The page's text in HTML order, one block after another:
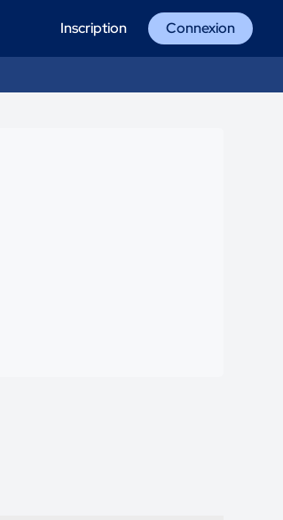
Inscription Connexion